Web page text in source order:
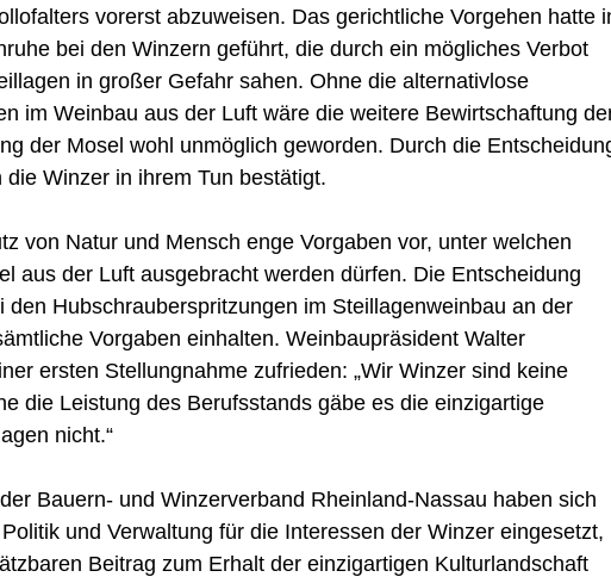
vorerst abzuweisen. Das gerichtliche Vorgehen hatte
bei den Winzern geführt, die durch ein mögliches Verbot
in großer Gefahr sahen. Ohne die alternativlose
im Weinbau aus der Luft wäre die weitere Bewirtschaftung
der Mosel wohl unmöglich geworden. Durch die
Winzer in ihrem Tun bestätigt.
von Natur und Mensch enge Vorgaben vor, unter welchen
aus der Luft ausgebracht werden dürfen. Die Entscheidung
Hubschrauberspritzungen im Steillagenweinbau an der
Vorgaben einhalten. Weinbaupräsident Walter
ersten Stellungnahme zufrieden: „Wir Winzer sind keine
die Leistung des Berufsstands gäbe es die einzigartige
nicht.“
Bauern- und Winzerverband Rheinland-Nassau haben sich
und Verwaltung für die Interessen der Winzer eingesetzt,
Beitrag zum Erhalt der einzigartigen Kulturlandschaft